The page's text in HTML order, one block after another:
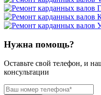
Нужна помощь?
Оставьте свой телефон, и
консультации